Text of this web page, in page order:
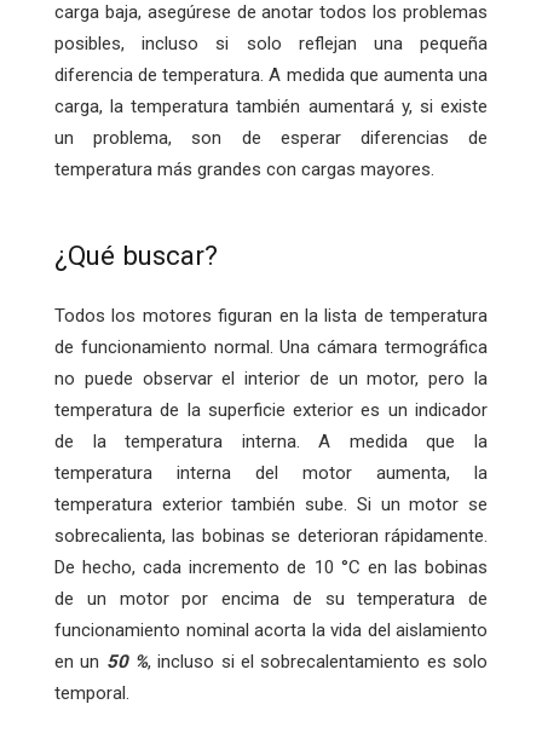
carga baja, asegúrese de anotar todos los problemas
posibles, incluso si solo reflejan una pequeña
diferencia de temperatura. A medida que aumenta una
carga, la temperatura también aumentará y, si existe
un problema, son de esperar diferencias de
temperatura más grandes con cargas mayores.
¿Qué buscar?
Todos los motores figuran en la lista de temperatura
de funcionamiento normal. Una cámara termográfica
no puede observar el interior de un motor, pero la
temperatura de la superficie exterior es un indicador
de la temperatura interna. A medida que la
temperatura interna del motor aumenta, la
temperatura exterior también sube. Si un motor se
sobrecalienta, las bobinas se deterioran rápidamente.
De hecho, cada incremento de 10 °C en las bobinas
de un motor por encima de su temperatura de
funcionamiento nominal acorta la vida del aislamiento
en un 50 %, incluso si el sobrecalentamiento es solo
temporal.